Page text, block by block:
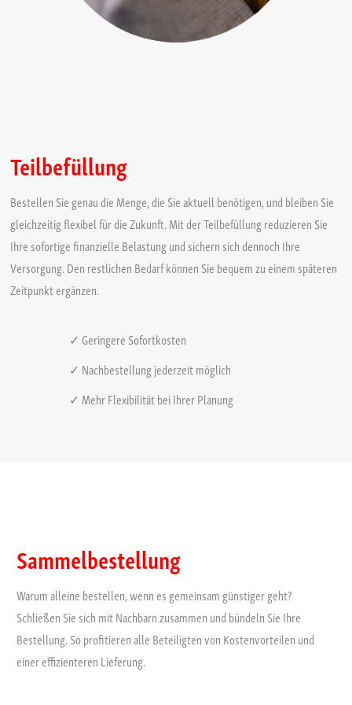
✓ Kostenloses Energiekonto
Mehr Planungssicherheit, trotz schwankender Preise
Individuelle Lösungen für jede Situation
Komfortable Services für mehr Übersicht und Kontrolle
Teilbefüllung
Bestellen Sie genau die Menge, die Sie aktuell benötigen, und bleiben Sie
gleichzeitig flexibel für die Zukunft. Mit der Teilbefüllung reduzieren Sie
Ihre sofortige finanzielle Belastung und sichern sich dennoch Ihre
Versorgung. Den restlichen Bedarf können Sie bequem zu einem späteren
Zeitpunkt ergänzen.
✓ Geringere Sofortkosten
✓ Nachbestellung jederzeit möglich
✓ Mehr Flexibilität bei Ihrer Planung
Sammelbestellung
Warum alleine bestellen, wenn es gemeinsam günstiger geht?
Schließen Sie sich mit Nachbarn zusammen und bündeln Sie Ihre
Bestellung. So profitieren alle Beteiligten von Kostenvorteilen und
einer effizienteren Lieferung.